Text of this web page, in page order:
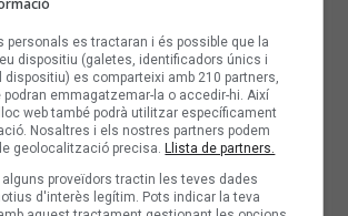
personals es tractaran i és possible que la
dispositiu (galetes, identificadors únics i
dispositiu) es comparteixi amb 210 partners,
emmagatzemar-la o accedir-hi. Així
web també podrà utilitzar específicament
Nosaltres i els nostres partners podem
geolocalització precisa. Llista de partners.
alguns proveïdors tractin les teves dades
d'interès legítim. Pots indicar la teva